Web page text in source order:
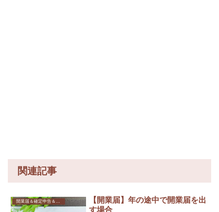
関連記事
開業届＆確定申告＆書類関係
【開業届】年の途中で開業届を出
す場合